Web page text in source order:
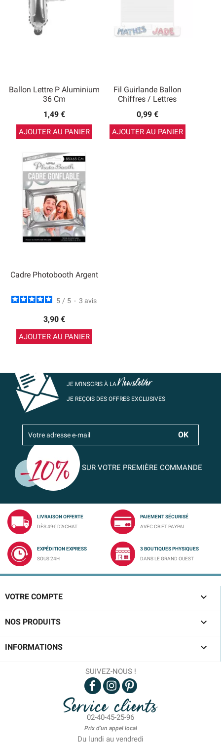
Ballon Lettre P Aluminium
36 Cm
1,49 €
AJOUTER AU PANIER
Fil Guirlande Ballon
Chiffres / Lettres
0,99 €
AJOUTER AU PANIER
Cadre Photobooth Argent
5 / 5 - 3 avis
3,90 €
AJOUTER AU PANIER
JE M’INSCRIS À LANewsletter
JE REÇOIS DES OFFRES EXCLUSIVES
SUR VOTRE PREMIÈRE COMMANDE
LIVRAISON OFFERTE
DÈS 49€ D'ACHAT
PAIEMENT SÉCURISÉ
AVEC CB ET PAYPAL
EXPÉDITION EXPRESS
SOUS 24H
3 BOUTIQUES PHYSIQUES
DANS LE GRAND OUEST
VOTRE COMPTE 
NOS PRODUITS 
INFORMATIONS 
SUIVEZ-NOUS !
Service clients
02-40-45-25-96
Prix d'un appel local
Du lundi au vendredi